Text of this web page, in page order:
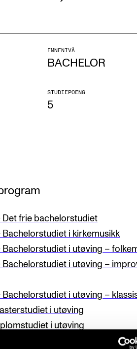
EMNENIVÅ
BACHELOR
STUDIEPOENG
5
Det frie bachelorstudiet
Bachelorstudiet i kirkemusikk
Bachelorstudiet i utøving –
Bachelorstudiet i utøving –
Bachelorstudiet i utøving –
i utøving
i utøving